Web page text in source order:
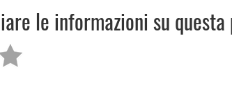
le informazioni su questa